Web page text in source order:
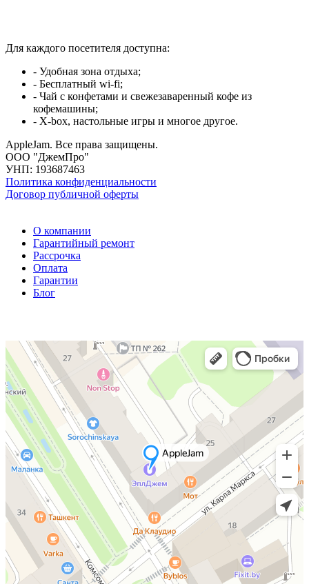
Для каждого посетителя доступна:
- Удобная зона отдыха;
- Бесплатный wi-fi;
- Чай с конфетами и свежезаваренный кофе из
кофемашины;
- X-box, настольные игры и многое другое.
AppleJam. Все права защищены.
ООО "ДжемПро"
УНП: 193687463
Политика конфиденциальности
Договор публичной оферты
О компании
Гарантийный ремонт
Рассрочка
Оплата
Гарантии
Блог